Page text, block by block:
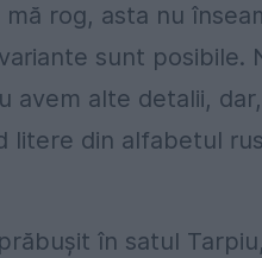
rog, asta nu
sunt
avem alte detalii,
din alfabetul
în satul